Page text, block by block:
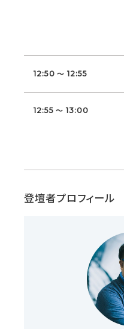
12:50 ～ 12:55
12:55 ～ 13:00
登壇者プロフィール